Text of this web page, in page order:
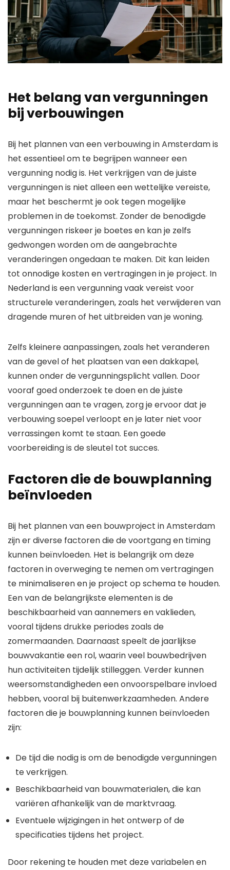
Het belang van vergunningen
bij verbouwingen
Bij het plannen van een verbouwing in Amsterdam is
het essentieel om te begrijpen wanneer een
vergunning nodig is. Het verkrijgen van de juiste
vergunningen is niet alleen een wettelijke vereiste,
maar het beschermt je ook tegen mogelijke
problemen in de toekomst. Zonder de benodigde
vergunningen riskeer je boetes en kan je zelfs
gedwongen worden om de aangebrachte
veranderingen ongedaan te maken. Dit kan leiden
tot onnodige kosten en vertragingen in je project. In
Nederland is een vergunning vaak vereist voor
structurele veranderingen, zoals het verwijderen van
dragende muren of het uitbreiden van je woning.
Zelfs kleinere aanpassingen, zoals het veranderen
van de gevel of het plaatsen van een dakkapel,
kunnen onder de vergunningsplicht vallen. Door
vooraf goed onderzoek te doen en de juiste
vergunningen aan te vragen, zorg je ervoor dat je
verbouwing soepel verloopt en je later niet voor
verrassingen komt te staan. Een goede
voorbereiding is de sleutel tot succes.
Factoren die de bouwplanning
beïnvloeden
Bij het plannen van een bouwproject in Amsterdam
zijn er diverse factoren die de voortgang en timing
kunnen beïnvloeden. Het is belangrijk om deze
factoren in overweging te nemen om vertragingen
te minimaliseren en je project op schema te houden.
Een van de belangrijkste elementen is de
beschikbaarheid van aannemers en vaklieden,
vooral tijdens drukke periodes zoals de
zomermaanden. Daarnaast speelt de jaarlijkse
bouwvakantie een rol, waarin veel bouwbedrijven
hun activiteiten tijdelijk stilleggen. Verder kunnen
weersomstandigheden een onvoorspelbare invloed
hebben, vooral bij buitenwerkzaamheden. Andere
factoren die je bouwplanning kunnen beïnvloeden
zijn:
De tijd die nodig is om de benodigde vergunningen
te verkrijgen.
Beschikbaarheid van bouwmaterialen, die kan
variëren afhankelijk van de marktvraag.
Eventuele wijzigingen in het ontwerp of de
specificaties tijdens het project.
Door rekening te houden met deze variabelen en